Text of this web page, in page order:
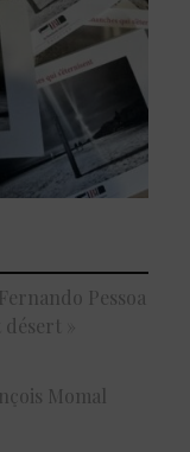
Pessoa
»
Momal